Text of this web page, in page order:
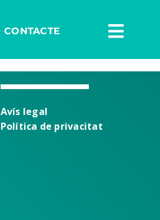
CONTACTE
Avís legal
Política de privacitat